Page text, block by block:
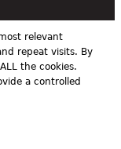
relevant
repeat visits. By
the cookies.
a controlled